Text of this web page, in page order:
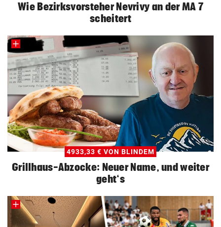
Wie Bezirksvorsteher Nevrivy an der MA 7
scheitert
4933,33 € VON BLINDEM
Grillhaus-Abzocke: Neuer Name, und weiter
geht‘s